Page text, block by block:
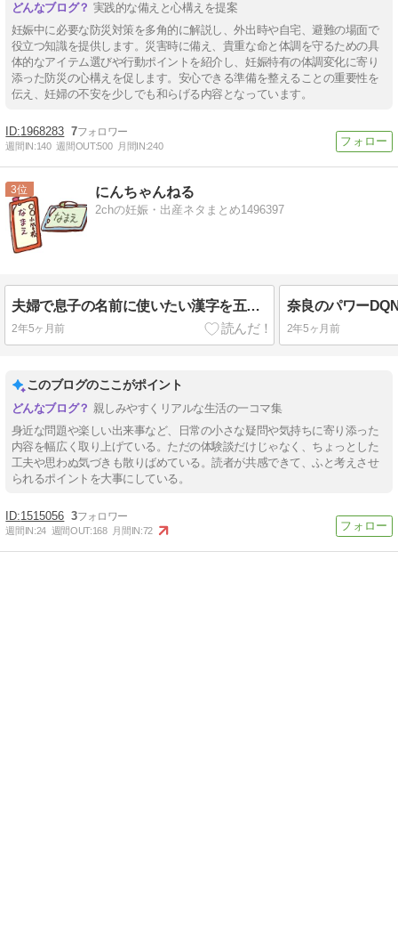
実践的な備えと心構えを提案
妊娠中に必要な防災対策を多角的に解説し、外出時や自宅、避難の場面で
役立つ知識を提供します。災害時に備え、貴重な命と体調を守るための具
体的なアイテム選びや行動ポイントを紹介し、妊娠特有の体調変化に寄り
添った防災の心構えを促します。安心できる準備を整えることの重要性を
伝え、妊婦の不安を少しでも和らげる内容となっています。
1968283 7
週間IN:140 週間OUT:500 月間IN:240
3 にんちゃんねる
2chの妊娠・出産ネタまとめ1496397
夫婦で息子の名前に使いたい漢字を五文字ずつ出し合いましたが見事に被りなしで悩んでいます
2年5ヶ月前 2年5ヶ月前
このブログのここがポイント
親しみやすくリアルな生活の一コマ集
身近な問題や楽しい出来事など、日常の小さな疑問や気持ちに寄り添った
内容を幅広く取り上げている。ただの体験談だけじゃなく、ちょっとした
工夫や思わぬ気づきも散りばめている。読者が共感できて、ふと考えさせ
られるポイントを大事にしている。
1515056 3
週間IN:24 週間OUT:168 月間IN:72